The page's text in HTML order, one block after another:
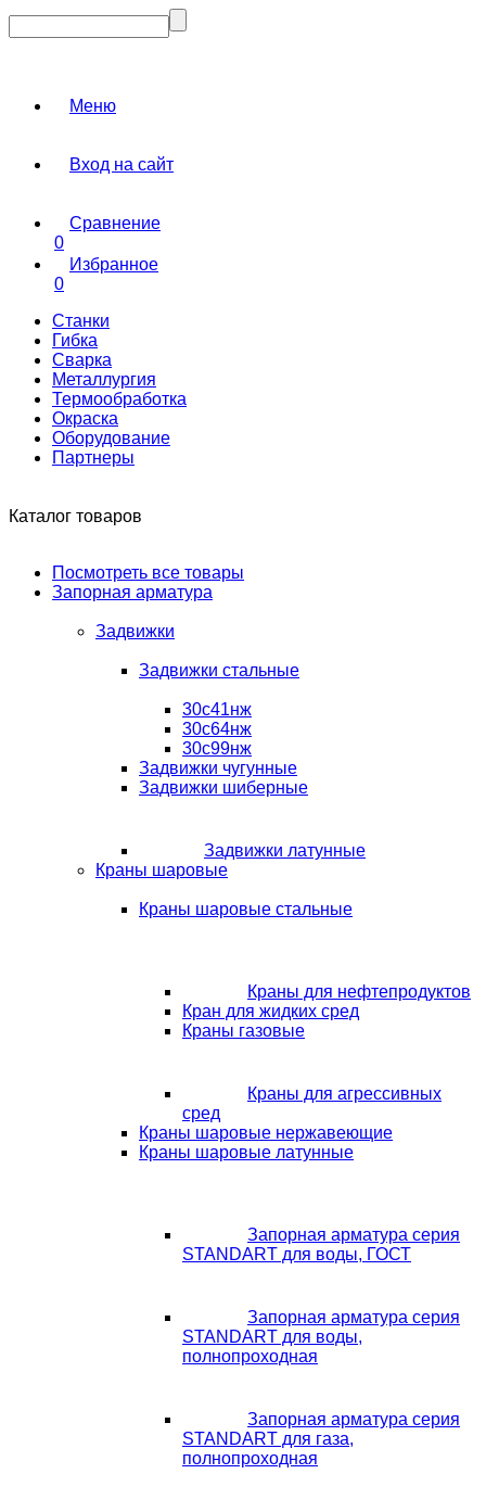
Меню
Вход на сайт
Сравнение
0
Избранное
0
Станки
Гибка
Сварка
Металлургия
Термообработка
Окраска
Оборудование
Партнеры
Каталог товаров
Посмотреть все товары
Запорная арматура
Задвижки
Задвижки стальные
30с41нж
30с64нж
30с99нж
Задвижки чугунные
Задвижки шиберные
Задвижки латунные
Краны шаровые
Краны шаровые стальные
Краны для нефтепродуктов
Кран для жидких сред
Краны газовые
Краны для агрессивных
сред
Краны шаровые нержавеющие
Краны шаровые латунные
Запорная арматура серия
STANDART для воды, ГОСТ
Запорная арматура серия
STANDART для воды,
полнопроходная
Запорная арматура серия
STANDART для газа,
полнопроходная